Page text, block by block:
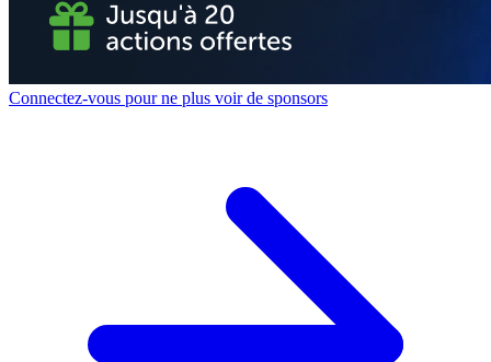
Connectez-vous pour ne plus voir de sponsors